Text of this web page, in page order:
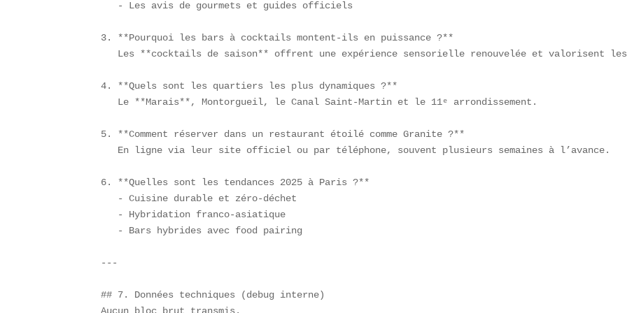
   - Les avis de gourmets et guides officiels
3. **Pourquoi les bars à cocktails montent-ils en puissance ?**
Les **cocktails de saison** offrent une expérience sensorielle renouvelée et valorisent
4. **Quels sont les quartiers les plus dynamiques ?**
   Le **Marais**, Montorgueil, le Canal Saint-Martin et le 11ᵉ arrondissement.
5. **Comment réser­ver dans un restaurant étoilé comme Granite ?**
   En ligne via leur site officiel ou par téléphone, souvent plusieurs semaines à l’avance.
6. **Quelles sont les tendances 2025 à Paris ?**
   - Cuisine durable et zéro-déchet
   - Hybridation franco-asiatique
   - Bars hybrides avec food pairing
---
## 7. Données techniques (debug interne)